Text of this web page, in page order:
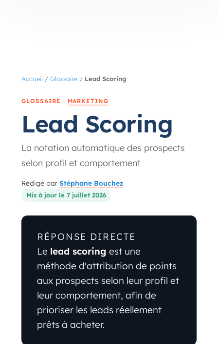
Accueil / Glossaire / Lead Scoring
GLOSSAIRE · MARKETING
Lead Scoring
La notation automatique des prospects
selon profil et comportement
Rédigé par Stéphane Bouchez
Mis à jour le 7 juillet 2026
RÉPONSE DIRECTE
Le lead scoring est une
méthode d'attribution de points
aux prospects selon leur profil et
leur comportement, afin de
prioriser les leads réellement
prêts à acheter.